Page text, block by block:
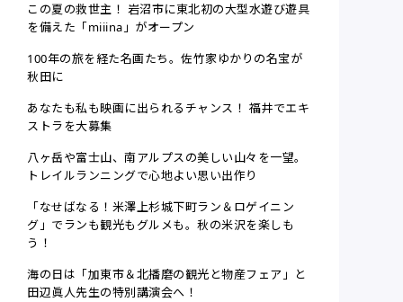
この夏の救世主！ 岩沼市に東北初の大型水遊び遊具
を備えた「miiina」がオープン
100年の旅を経た名画たち。佐竹家ゆかりの名宝が
秋田に
あなたも私も映画に出られるチャンス！ 福井でエキ
ストラを大募集
八ヶ岳や富士山、南アルプスの美しい山々を一望。
トレイルランニングで心地よい思い出作り
「なせばなる！米澤上杉城下町ラン＆ロゲイニン
グ」でランも観光もグルメも。秋の米沢を楽しも
う！
海の日は「加東市＆北播磨の観光と物産フェア」と
田辺眞人先生の特別講演会へ！